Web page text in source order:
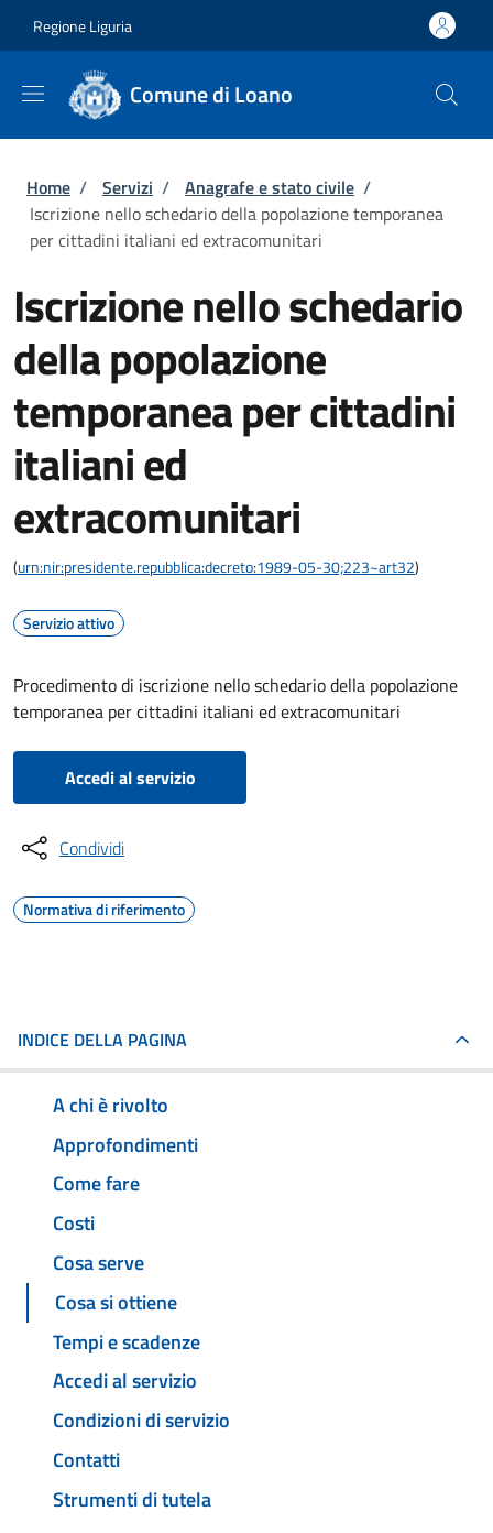
Regione Liguria
Comune di Loano
Briciole di pane
Home / Servizi / Anagrafe e stato civile /
Iscrizione nello schedario della popolazione temporanea
per cittadini italiani ed extracomunitari
Iscrizione nello schedario
della popolazione
temporanea per cittadini
italiani ed
extracomunitari
(urn:nir:presidente.repubblica:decreto:1989-05-30;223~art32)
Servizio attivo
Procedimento di iscrizione nello schedario della popolazione
temporanea per cittadini italiani ed extracomunitari
Accedi al servizio
Condividi
Normativa di riferimento
INDICE DELLA PAGINA
A chi è rivolto
Approfondimenti
Come fare
Costi
Cosa serve
Cosa si ottiene
Tempi e scadenze
Accedi al servizio
Condizioni di servizio
Contatti
Strumenti di tutela